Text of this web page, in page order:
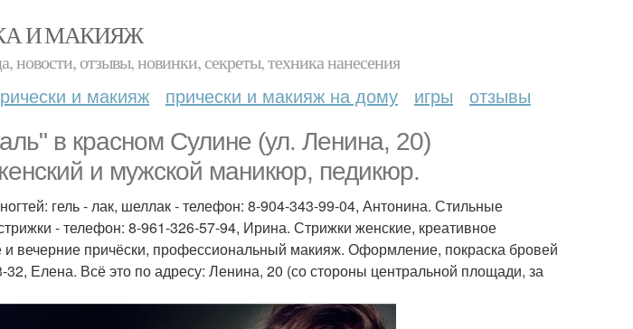
И МАКИЯЖ
отзывы, новинки, секреты, техника нанесения
и макияж прически и макияж на дому игры отзывы
в красном Сулине (ул. Ленина, 20)
и мужской маникюр, педикюр.
гель - лак, шеллак - телефон: 8-904-343-99-04, Антонина. Стильные
- телефон: 8-961-326-57-94, Ирина. Стрижки женские, креативное
вечерние причёски, профессиональный макияж. Оформление, покраска бровей
Елена. Всё это по адресу: Ленина, 20 (со стороны центральной площади, за